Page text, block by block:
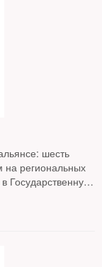
шесть
на региональных
Государственную
элитам